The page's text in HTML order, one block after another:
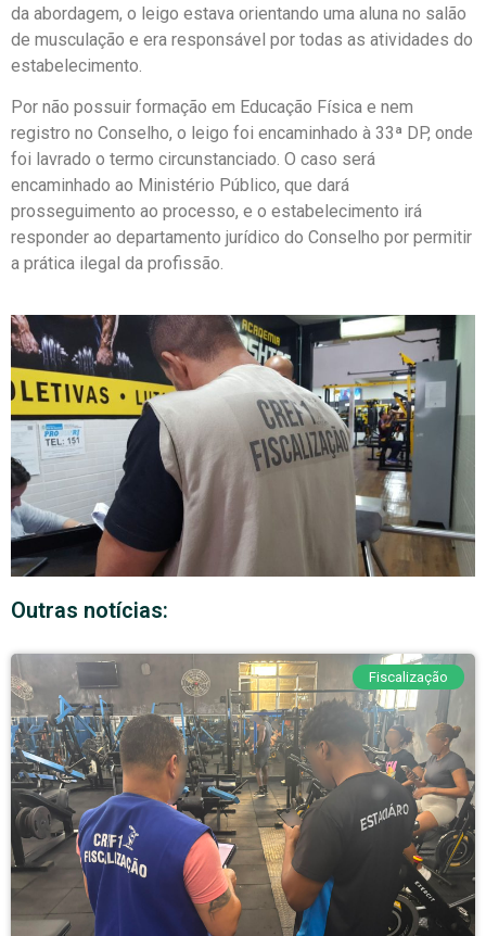
da abordagem, o leigo estava orientando uma aluna no salão
de musculação e era responsável por todas as atividades do
estabelecimento.
Por não possuir formação em Educação Física e nem
registro no Conselho, o leigo foi encaminhado à 33ª DP, onde
foi lavrado o termo circunstanciado. O caso será
encaminhado ao Ministério Público, que dará
prosseguimento ao processo, e o estabelecimento irá
responder ao departamento jurídico do Conselho por permitir
a prática ilegal da profissão.
Outras notícias:
Fiscalização